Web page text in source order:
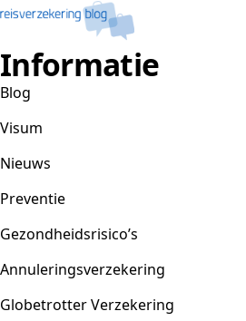
Informatie
Blog
Visum
Nieuws
Preventie
Gezondheidsrisico’s
Annuleringsverzekering
Globetrotter Verzekering